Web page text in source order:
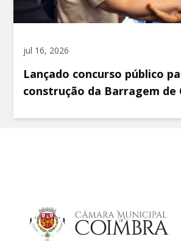
jul 16, 2026
Lançado concurso público
construção da Barragem de